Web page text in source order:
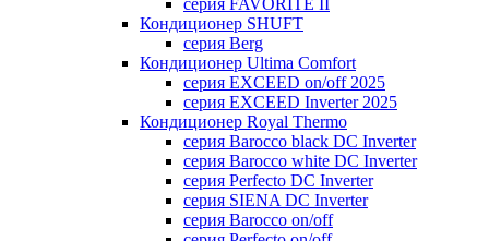
серия FAVORITE II
Кондиционер SHUFT
серия Berg
Кондиционер Ultima Comfort
серия EXCEED on/off 2025
серия EXCEED Inverter 2025
Кондиционер Royal Thermo
серия Barocco black DC Inverter
серия Barocco white DC Inverter
серия Perfecto DC Inverter
серия SIENA DC Inverter
серия Barocco on/off